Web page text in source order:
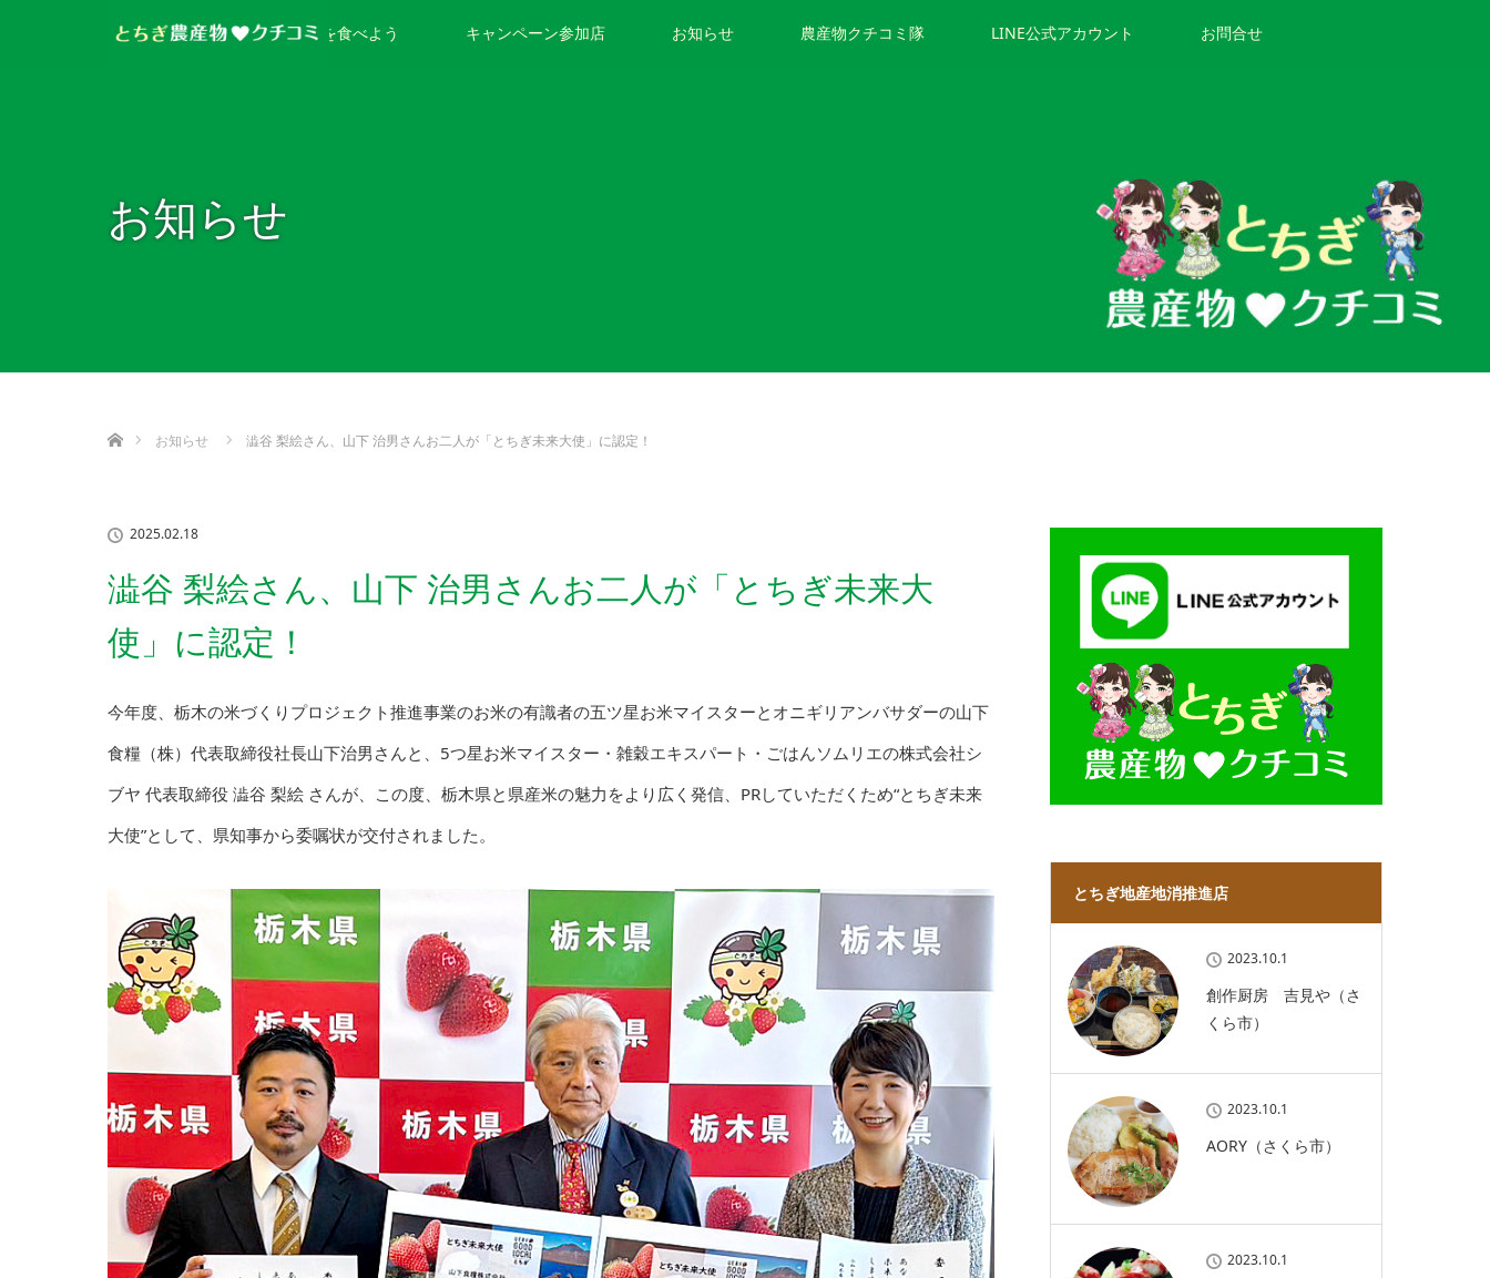
とちぎのお米を食べよう キャンペーン参加店 お知らせ 農産物クチコミ隊 LINE公式アカウント お問合せ
お知らせ
お知らせ
澁谷 梨絵さん、山下 治男さんお二人が「とちぎ未来大使」に認定！
2025.02.18
澁谷 梨絵さん、山下 治男さんお二人が「とちぎ未来大
使」に認定！
今年度、栃木の米づくりプロジェクト推進事業のお米の有識者の五ツ星お米マイスターとオニギリアンバサダーの山下
食糧（株）代表取締役社長山下治男さんと、5つ星お米マイスター・雑穀エキスパート・ごはんソムリエの株式会社シ
ブヤ 代表取締役 澁谷 梨絵 さんが、この度、栃木県と県産米の魅力をより広く発信、PRしていただくため“とちぎ未来
大使”として、県知事から委嘱状が交付されました。
とちぎ地産地消推進店
2023.10.1
創作厨房 吉見や（さ
くら市）
2023.10.1
AORY（さくら市）
2023.10.1